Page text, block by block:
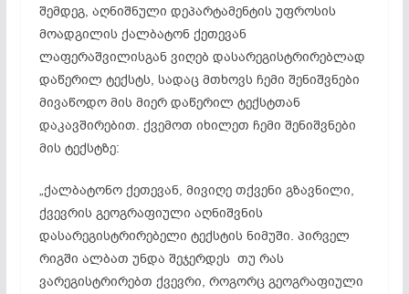
შემდეგ, აღნიშნული დეპარტამენტის უფროსის
მოადგილის ქალბატონ ქეთევან
ლაფერაშვილისგანვიღებ დასარეგისტრირებლად
დაწერილ ტექსტს, სადაც მთხოვს ჩემი შენიშვნები
მივაწოდო მის მიერ დაწერილ ტექსტთან
დაკავშირებით. ქვემოთ იხილეთ ჩემი შენიშვნები
მის ტექსტზე:
„ქალბატონო ქეთევან, მივიღე თქვენი გზავნილი,
ქვევრის გეოგრაფიული აღნიშვნის
დასარეგისტრირებელი ტექსტის ნიმუში. პირველ
რიგში ალბათ უნდა შეჯერდეს თუ რას
ვარეგისტრირებთ ქვევრი, როგორც გეოგრაფიული